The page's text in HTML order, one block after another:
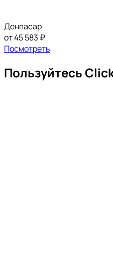
Денпасар
от 45 583 ₽
Посмотреть
Пользуйтесь